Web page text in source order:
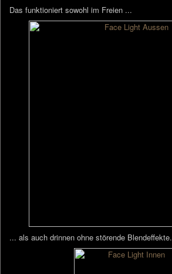
Das funktioniert sowohl im Freien ...
... als auch drinnen ohne störende Blendeffekte.